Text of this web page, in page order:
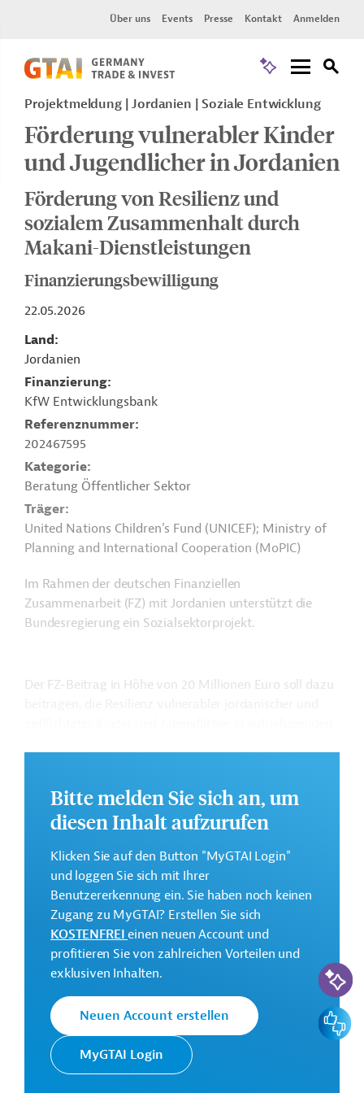
Über uns Events Presse Kontakt Anmelden
Projektmeldung Jordanien Soziale Entwicklung
Förderung vulnerabler Kinder
und Jugendlicher in Jordanien
Förderung von Resilienz und
sozialem Zusammenhalt durch
Makani-Dienstleistungen
Finanzierungsbewilligung
22.05.2026
Land
Jordanien
Finanzierung
KfW Entwicklungsbank
Referenznummer
202467595
Kategorie
Beratung Öffentlicher Sektor
Träger
United Nations Children's Fund (UNICEF); Ministry of
Planning and International Cooperation (MoPIC)
Im Rahmen der deutschen Finanziellen
Zusammenarbeit (FZ) mit Jordanien unterstützt die
Bundesregierung ein Sozialsektorprojekt.
Der FZ-Beitrag in Höhe von 20 Millionen Euro soll dazu
Lernunterstützung für eingeschulte und nicht
eingeschulte Kinder, technische Kurse und Angebote,
die die Sozialkompetenz stärken sowie Trainings für
Jugendliche, die den Eintritt in das Berufsleben
erhöhen können, inkl. Transportmöglichkeiten für die
Kinder
Frühkindliche Erziehungsangebote für Eltern und
psychosoziale Betreuung
Geflüchtete mit Rückkehrwunsch
Übergabe der Verantwortung und Durchführung des
Programms von UNICEF an MoSD als Projektträger
Bitte melden Sie sich an, um
diesen Inhalt aufzurufen
Klicken Sie auf den Button "MyGTAI Login"
und loggen Sie sich mit Ihrer
Benutzererkennung ein. Sie haben noch keinen
Zugang zu MyGTAI? Erstellen Sie sich
KOSTENFREIeinen neuen Account und
profitieren Sie von zahlreichen Vorteilen und
exklusiven Inhalten.
Neuen Account erstellen
MyGTAI Login
KI-